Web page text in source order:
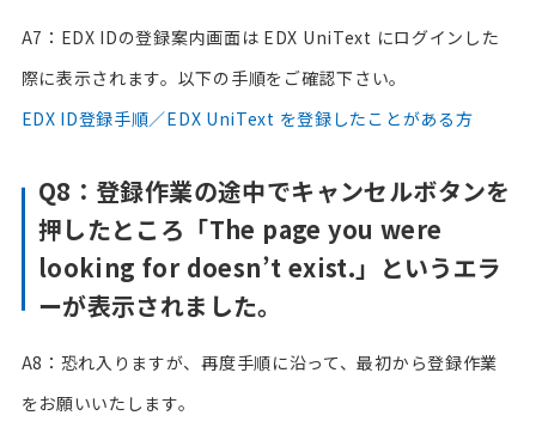
A7：EDX IDの登録案内画面は EDX UniText にログインした
際に表示されます。以下の手順をご確認下さい。
EDX ID登録手順／EDX UniText を登録したことがある方
Q8：登録作業の途中でキャンセルボタンを
押したところ「The page you were
looking for doesn’t exist.」というエラ
ーが表示されました。
A8：恐れ入りますが、再度手順に沿って、最初から登録作業
をお願いいたします。